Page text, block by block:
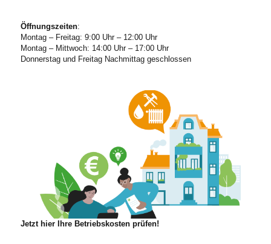
Öffnungszeiten:
Montag – Freitag: 9:00 Uhr – 12:00 Uhr
Montag – Mittwoch: 14:00 Uhr – 17:00 Uhr
Donnerstag und Freitag Nachmittag geschlossen
Jetzt hier Ihre Betriebskosten prüfen!